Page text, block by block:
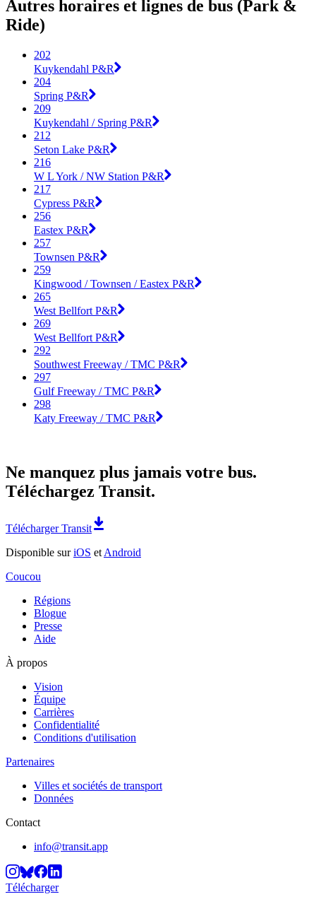
Autres horaires et lignes de bus (Park &
Ride)
202
Kuykendahl P&R
204
Spring P&R
209
Kuykendahl / Spring P&R
212
Seton Lake P&R
216
W L York / NW Station P&R
217
Cypress P&R
256
Eastex P&R
257
Townsen P&R
259
Kingwood / Townsen / Eastex P&R
265
West Bellfort P&R
269
West Bellfort P&R
292
Southwest Freeway / TMC P&R
297
Gulf Freeway / TMC P&R
298
Katy Freeway / TMC P&R
Ne manquez plus jamais votre bus.
Téléchargez Transit.
Télécharger Transit
Disponible suriOS et Android
Coucou
Régions
Blogue
Presse
Aide
À propos
Vision
Équipe
Carrières
Confidentialité
Conditions d'utilisation
Partenaires
Villes et sociétés de transport
Données
Contact
info@transit.app
Télécharger